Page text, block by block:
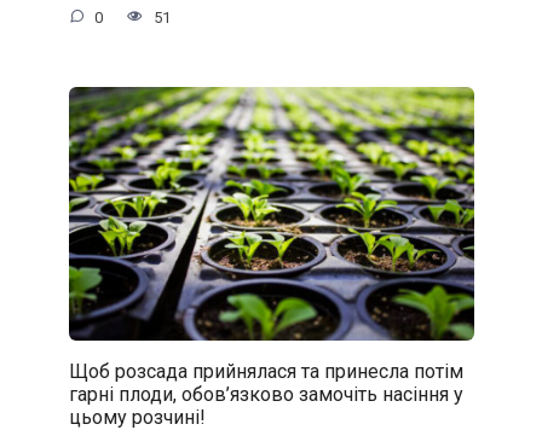
0 51
Щоб розсада прийнялася та принесла потім
гарні плоди, обов’язково замочіть насіння у
цьому розчині!